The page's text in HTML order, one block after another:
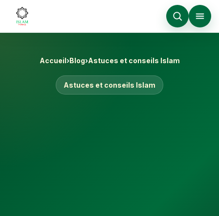
Accueil›Blog›Astuces et conseils Islam
Astuces et conseils Islam